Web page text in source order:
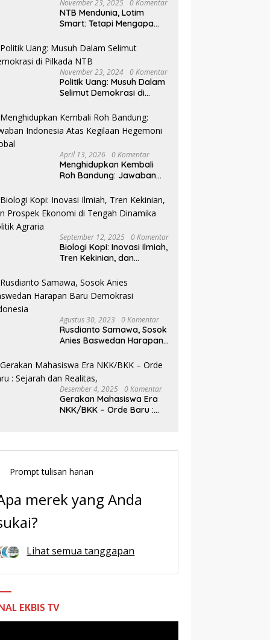
November 23, 2025 0 Komentar
NTB Mendunia, Lotim
Smart: Tetapi Mengapa
Teratasi?
November 23, 2024 0 Komentar
Politik Uang: Musuh Dalam
Selimut Demokrasi di
April 13, 2026 0 Komentar
Menghidupkan Kembali
Roh Bandung: Jawaban
Hegemoni Global
September 12, 2025 0 Komentar
Biologi Kopi: Inovasi Ilmiah,
Tren Kekinian, dan
Tengah Dinamika Politik
Agraria
Agustus 30, 2023 0 Komentar
Rusdianto Samawa, Sosok
Anies Baswedan Harapan
Desember 4, 2025 0 Komentar
Gerakan Mahasiswa Era
NKK/BKK – Orde Baru :
Prompt tulisan harian
merek yang Anda
Lihat semua tanggapan
EKBIS TV